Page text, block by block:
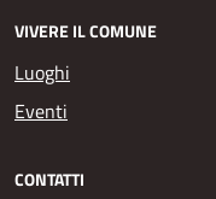
VIVERE IL COMUNE
Luoghi
Eventi
CONTATTI